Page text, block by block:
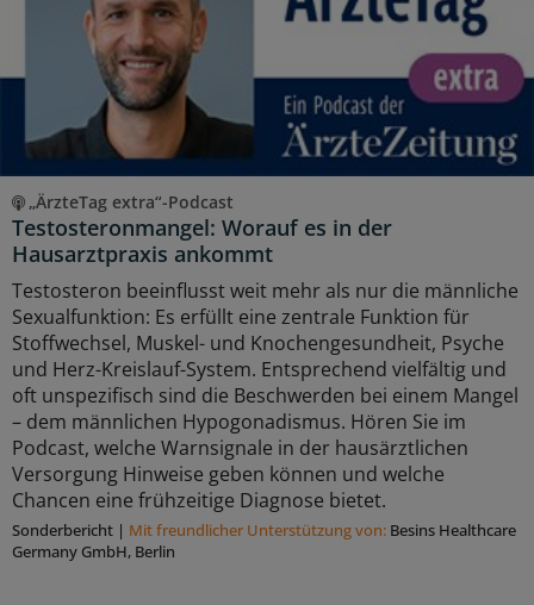
„ÄrzteTag extra“-Podcast
Testosteronmangel: Worauf es in der
Hausarztpraxis ankommt
Testosteron beeinflusst weit mehr als nur die männliche
Sexualfunktion: Es erfüllt eine zentrale Funktion für
Stoffwechsel, Muskel- und Knochengesundheit, Psyche
und Herz-Kreislauf-System. Entsprechend vielfältig und
oft unspezifisch sind die Beschwerden bei einem Mangel
– dem männlichen Hypogonadismus. Hören Sie im
Podcast, welche Warnsignale in der hausärztlichen
Versorgung Hinweise geben können und welche
Chancen eine frühzeitige Diagnose bietet.
Sonderbericht | Mit freundlicher Unterstützung von: Besins Healthcare
Germany GmbH, Berlin